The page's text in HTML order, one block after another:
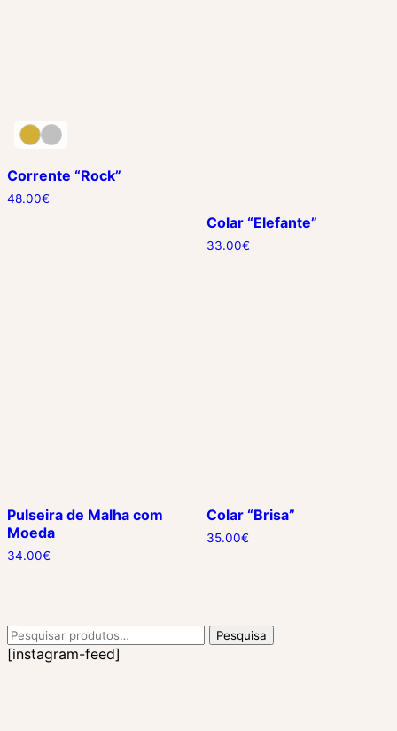
Corrente “Rock”
48.00€
Colar “Elefante”
33.00€
Pulseira de Malha com
Moeda
34.00€
Colar “Brisa”
35.00€
Pesquisar
por:
Pesquisa
[instagram-feed]